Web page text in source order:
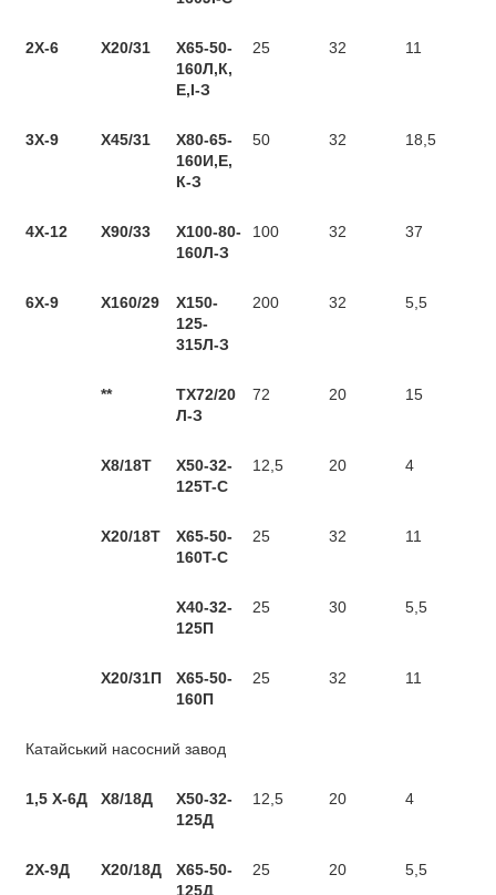
2X-6 Х20/31
Х65-50-
160Л,К,
Е,І-З
25 32 11
3Х-9 Х45/31
Х80-65-
160И,Е,
К-З
50 32 18,5
4X-12 Х90/33
Х100-80-
160Л-З
100 32 37
6X-9 Х160/29
Х150-
125-
315Л-З
200 32 5,5
**
ТХ72/20
Л-З
72 20 15
Х8/18Т
X50-32-
125T-C
12,5 20 4
Х20/18Т
X65-50-
160T-C
25 32 11
Х40-32-
125П
25 30 5,5
Х20/31П
Х65-50-
160П
25 32 11
Катайський насосний завод
1,5 Х-6Д Х8/18Д
Х50-32-
125Д
12,5 20 4
2Х-9Д Х20/18Д
Х65-50-
125Д
25 20 5,5